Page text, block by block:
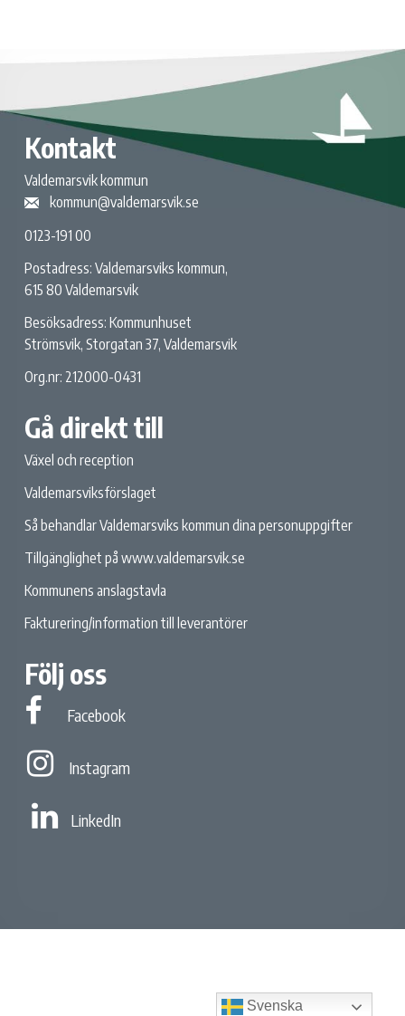
Kontakt
Valdemarsvik kommun
kommun@valdemarsvik.se
0123-191 00
Postadress: Valdemarsviks kommun,
615 80 Valdemarsvik
Besöksadress: Kommunhuset
Strömsvik, Storgatan 37, Valdemarsvik
Org.nr: 212000-0431
Gå direkt till
Växel och reception
Valdemarsviksförslaget
Så behandlar Valdemarsviks kommun dina personuppgifter
Tillgänglighet på www.valdemarsvik.se
Kommunens anslagstavla
Fakturering/information till leverantörer
Följ oss
Facebook
Facebook
Instagram
Instagram
LinkedIn
Linked In
Svenska